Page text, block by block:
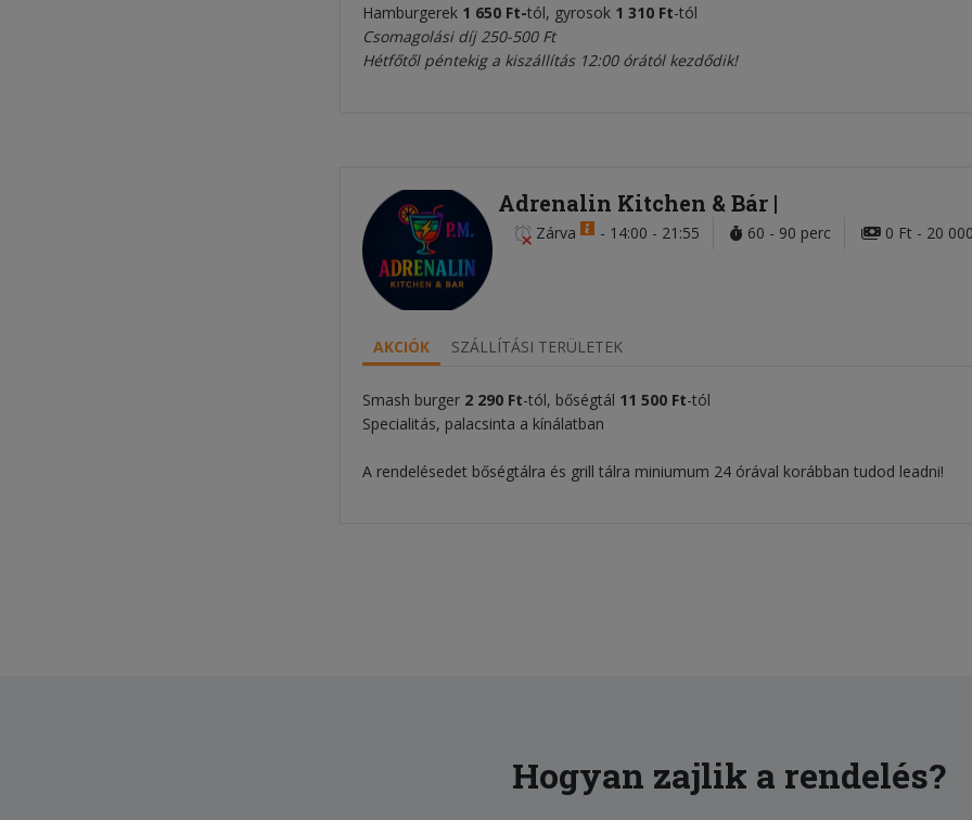
Hamburgerek 1 650 Ft-tól, gyrosok 1 310 Ft-tól
Csomagolási díj 250-500 Ft
Hétfőtől péntekig a kiszállítás 12:00 órától kezdődik!
Adrenalin Kitchen & Bár
Zárva - 14:00 - 21:55 60 - 90 perc 0 Ft - 20
AKCIÓK SZÁLLÍTÁSI TERÜLETEK
Smash burger 2 290 Ft-tól, bőségtál 11 500 Ft-tól
Specialitás, palacsinta a kínálatban
A rendelésedet bőségtálra és grill tálra miniumum 24 órával korábban tudod leadni!
Hogyan zajlik a rendelés?